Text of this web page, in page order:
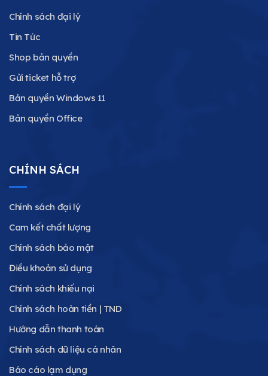
Chính sách đại lý
Tin Tức
Shop bản quyền
Gửi ticket hỗ trợ
Bản quyền Windows 11
Bản quyền Office
CHÍNH SÁCH
Chính sách đại lý
Cam kết chất lượng
Chính sách bảo mật
Điều khoản sử dụng
Chính sách khiếu nại
Chính sách hoàn tiền | TND
Hướng dẫn thanh toán
Chính sách dữ liệu cá nhân
Báo cáo lạm dụng